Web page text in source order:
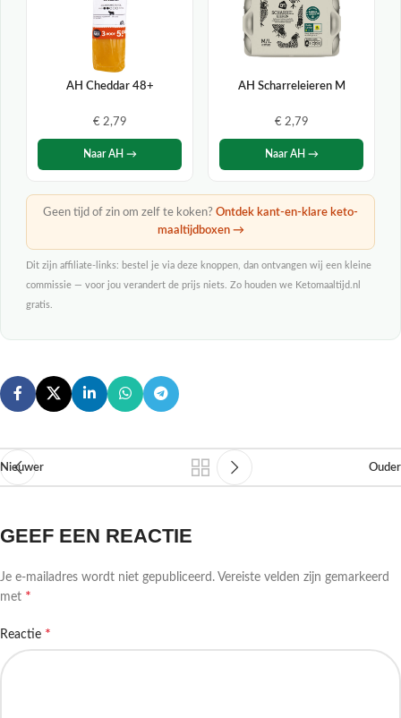
AH Cheddar 48+
€ 2,79
Naar AH →
AH Scharreleieren M
€ 2,79
Naar AH →
Geen tijd of zin om zelf te koken? Ontdek kant-en-klare keto-
maaltijdboxen →
Dit zijn affiliate-links: bestel je via deze knoppen, dan ontvangen wij een kleine
commissie — voor jou verandert de prijs niets. Zo houden we Ketomaaltijd.nl
gratis.
Nieuwer Ouder
GEEF EEN REACTIE
Je e-mailadres wordt niet gepubliceerd. Vereiste velden zijn gemarkeerd
met *
Reactie *